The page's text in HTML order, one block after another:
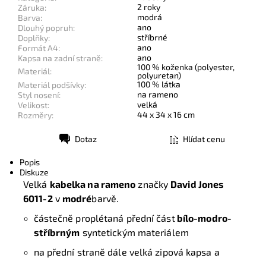
Záruka:
2 roky
Barva:
modrá
Dlouhý popruh:
ano
Doplňky:
stříbrné
Formát A4:
ano
Kapsa na zadní straně:
ano
Materiál:
100 % koženka (polyester,
polyuretan)
Materiál podšívky:
100 % látka
Styl nosení:
na rameno
Velikost:
velká
Rozměry:
44 x 34 x 16 cm
Dotaz Hlídat cenu
Popis
Diskuze
Velká kabelka na rameno značky David Jones
6011-2v modrébarvě.
částečně proplétaná přední částbílo-modro-
stříbrným syntetickým materiálem
na přední straně dále velká zipová kapsa a